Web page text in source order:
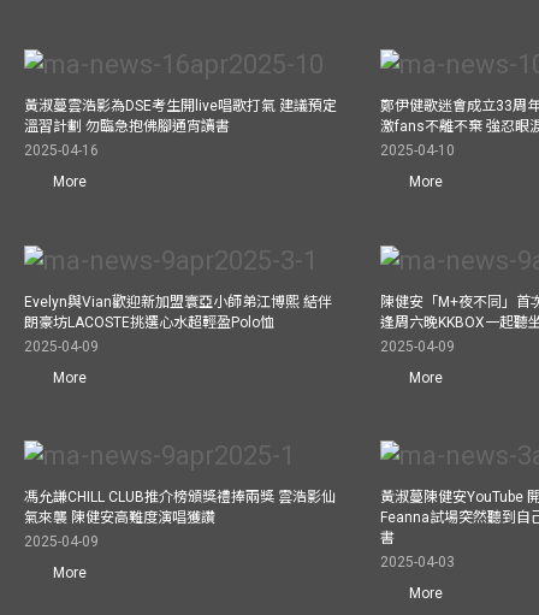
黃淑蔓雲浩影為DSE考生開live唱歌打氣 建議預定
溫習計劃 勿臨急抱佛腳通宵讀書
2025-04-16
More
鄭伊健歌迷會成立33周
激fans不離不棄 強忍眼
2025-04-10
More
Evelyn與Vian歡迎新加盟寰亞小師弟江博熙 結伴
朗豪坊LACOSTE挑選心水超輕盈Polo恤
2025-04-09
More
陳健安「M+夜不同」首
逢周六晚KKBOX一起聽
2025-04-09
More
馮允謙CHILL CLUB推介榜頒獎禮捧兩獎 雲浩影仙
氣來襲 陳健安高難度演唱獲讚
2025-04-09
More
黃淑蔓陳健安YouTube
Feanna試場突然聽到自
書
2025-04-03
More